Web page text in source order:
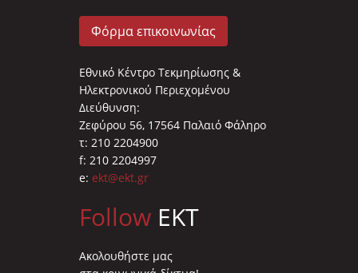
Φόρμα επικοινωνίας
Εθνικό Κέντρο Τεκμηρίωσης &
Ηλεκτρονικού Περιεχομένου
Διεύθυνση:
Ζεφύρου 56, 17564 Παλαιό Φάληρο
τ: 210 2204900
f: 210 2204997
e: ekt@ekt.gr
Follow EKT
Ακολουθήστε μας